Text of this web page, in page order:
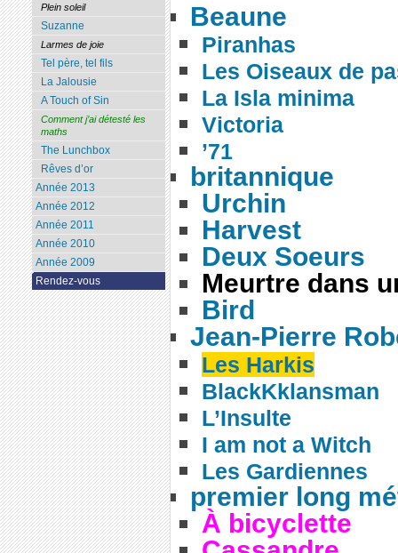
Beaune
Piranhas
Les Oiseaux de
La Isla minima
Victoria
’71
britannique
Urchin
Harvest
Deux Soeurs
Meurtre dans
Bird
Jean-Pierre
Les Harkis
BlackKklansman
L’Insulte
I am not a Witch
Les Gardiennes
premier long
À bicyclette
Plein soleil
Suzanne
Larmes de joie
Tel père, tel fils
La Jalousie
A Touch of Sin
Comment j’ai détesté les
maths
The Lunchbox
Rêves d’or
Année 2013
Année 2012
Année 2011
Année 2010
Année 2009
Rendez-vous